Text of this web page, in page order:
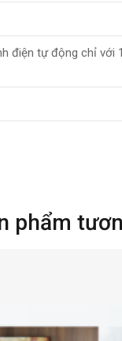
điện tự động chỉ
phẩm